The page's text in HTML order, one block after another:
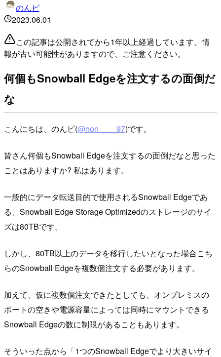
のんピ
2023.06.01
この記事は公開されてから1年以上経過しています。情
報が古い可能性がありますので、ご注意ください。
何個もSnowball Edgeを注文するの面倒だ
な
こんにちは、のんピ(@non____97)です。
皆さん何個もSnowball Edgeを注文するの面倒だなと思った
ことはありますか? 私はあります。
一般的にデータ転送目的で使用されるSnowball Edgeであ
る、Snowball Edge Storage Optimizedのストレージのサイ
ズは80TBです。
しかし、80TB以上のデータを移行したいとなった場合こち
らのSnowball Edgeを複数個注文する必要があります。
加えて、仮に複数個注文できたとしても、オンプレミスの
ポートの空きや電源容量によっては同時にマウントできる
Snowball Edgeの数に制限があることもあります。
そういった点から「1つのSnowball Edgeでより大きいサイ